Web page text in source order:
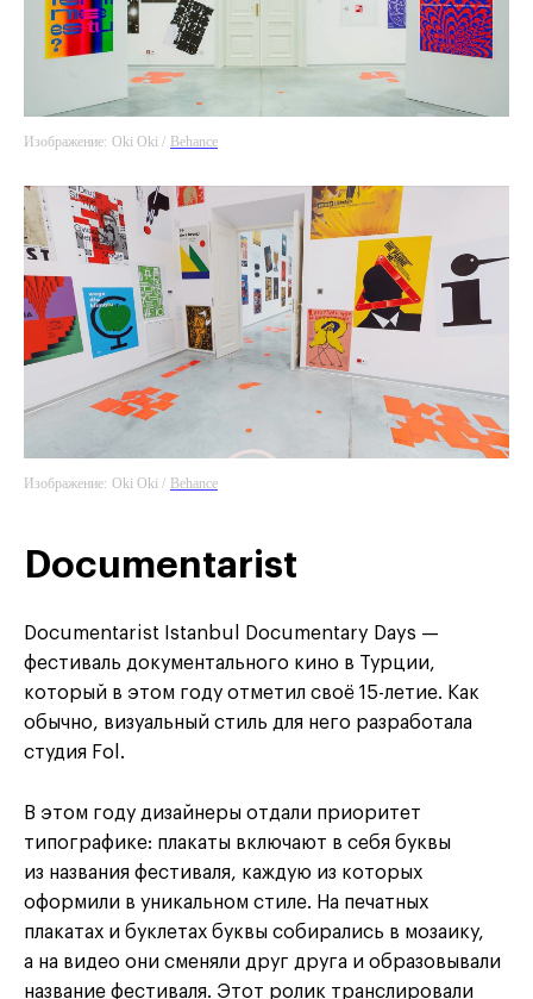
Изображение: Oki Oki / Behance
Изображение: Oki Oki / Behance
Documentarist
Documentarist Istanbul Documentary Days —
фестиваль документального кино в Турции,
который в этом году отметил своё 15-летие. Как
обычно, визуальный стиль для него разработала
студия Fol.
В этом году дизайнеры отдали приоритет
типографике: плакаты включают в себя буквы
из названия фестиваля, каждую из которых
оформили в уникальном стиле. На печатных
плакатах и буклетах буквы собирались в мозаику,
а на видео они сменяли друг друга и образовывали
название фестиваля. Этот ролик транслировали